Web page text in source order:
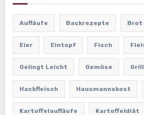
Aufläufe Backrezepte Brot
Eier Eintopf Fisch
Gelingt Leicht Gemüse
Hackfleisch Hausmannskost
Kartoffelaufläufe Kartoffeldiät